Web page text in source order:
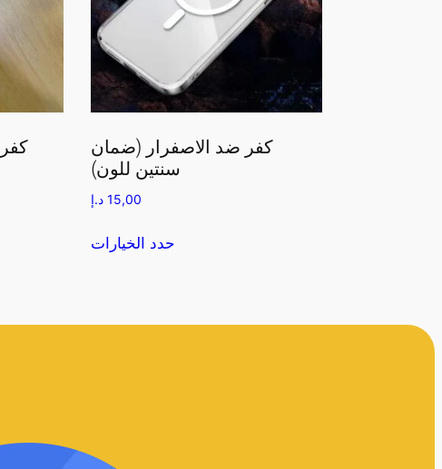
كفر ضد الاصفرار (ضمان
سنتين للون)
15,00 د.إ
حدد الخيارات